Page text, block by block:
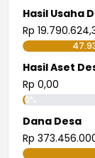
Hasil Usaha
Rp
Hasil Aset
Rp 0,00
0%
Dana Desa
Rp